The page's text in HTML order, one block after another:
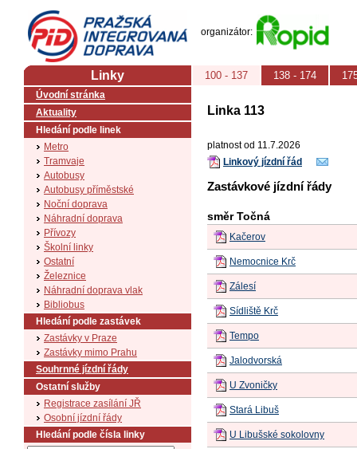
PID (Pražská integrovaná doprava)
organizátor:
Linka 113
platnost od 11.7.2026
Linkový jízdní řád
Zastávkové jízdní řády
směr Točná
Kačerov
Nemocnice Krč
Zálesí
Sídliště Krč
Tempo
Jalodvorská
U Zvoničky
Stará Libuš
U Libušské sokolovny
Úvodní stránka
Aktuality
Hledání podle linek
Metro
Tramvaje
Autobusy
Autobusy příměstské
Noční doprava
Náhradní doprava
Přívozy
Školní linky
Ostatní
Železnice
Náhradní doprava vlak
Bibliobus
Hledání podle zastávek
Zastávky v Praze
Zastávky mimo Prahu
Souhrnné jízdní řády
Ostatní služby
Registrace zasílání JŘ
Osobní jízdní řády
Hledání podle čísla linky
Linky 100 - 137 138 - 174